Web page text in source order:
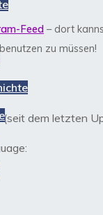
Feed – dort
zu müssen!
dem letzten